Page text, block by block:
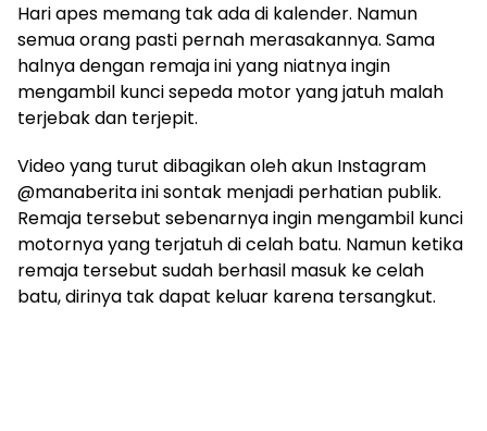
Hari apes memang tak ada di kalender. Namun
semua orang pasti pernah merasakannya. Sama
halnya dengan remaja ini yang niatnya ingin
mengambil kunci sepeda motor yang jatuh malah
terjebak dan terjepit.
Video yang turut dibagikan oleh akun Instagram
@manaberita ini sontak menjadi perhatian publik.
Remaja tersebut sebenarnya ingin mengambil kunci
motornya yang terjatuh di celah batu. Namun ketika
remaja tersebut sudah berhasil masuk ke celah
batu, dirinya tak dapat keluar karena tersangkut.